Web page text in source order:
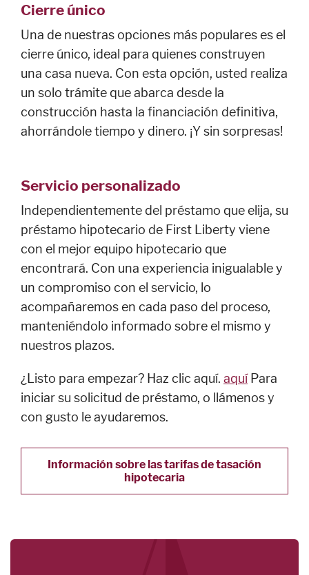
SERVICIOS
Servicios
bancarios
Recursos
Realiza tus
operaciones
segura.
Noticias y
eventos
Preparación
emergencias
English
AFILIADOS
Seguros
FLNB
Ameriprise
Compañía de
Cierre único
Una de nuestras opciones más populares es el
cierre único, ideal para quienes construyen
una casa nueva. Con esta opción, usted realiza
un solo trámite que abarca desde la
construcción hasta la financiación definitiva,
ahorrándole tiempo y dinero. ¡Y sin sorpresas!
Servicio personalizado
Independientemente del préstamo que elija, su
préstamo hipotecario de First Liberty viene
con el mejor equipo hipotecario que
encontrará. Con una experiencia inigualable y
un compromiso con el servicio, lo
acompañaremos en cada paso del proceso,
manteniéndolo informado sobre el mismo y
nuestros plazos.
¿Listo para empezar? Haz clic aquí. aquíPara
iniciar su solicitud de préstamo, o llámenos y
con gusto le ayudaremos.
Información sobre las tarifas de tasación
hipotecaria